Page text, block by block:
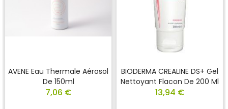
AVENE Eau Thermale Aérosol
De 150ml
7,06 €
BIODERMA CREALINE DS+ Gel
Nettoyant Flacon De 200 Ml
13,94 €